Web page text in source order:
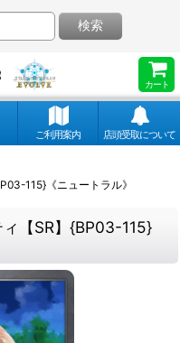
カート
検索
ご利用案内 店頭受取について
115}《ニュートラル》
ィ【SR】{BP03-115}